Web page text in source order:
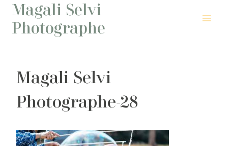
Aller
contenu
Magali Selvi
Photographe
Magali Selvi
Photographe-28